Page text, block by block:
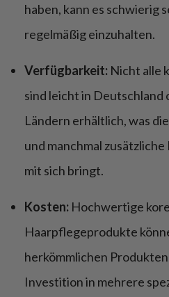
haben, kann es schwierig
regelmäßig einzuhalten.
Verfügbarkeit: Nicht alle
sind leicht in
Ländern erhältlich, was
und manchmal
mit sich bringt.
Kosten: Hochwertige
Haarpflegeprodukte
herkömmlichen
Investition in mehrere